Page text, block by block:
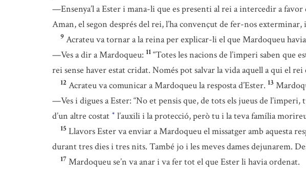
—Ensenya’l a Ester i mana-li que es presenti al rei a intercedir a
Aman, el segon després del rei, l’ha convençut de fer-nos
9 Acrateu va tornar a la reina per explicar-li el que Mardoqueu
—Ves a dir a Mardoqueu: 11 “Totes les nacions de l’imperi saben que
rei sense haver estat cridat. Només pot salvar la vida aquell a qui el
12 Acrateu va comunicar a Mardoqueu la resposta d’Ester. 13
—Ves i digues a Ester: “No et pensis que, de tots els jueus de l’imperi,
d’un altre costat * l’auxili i la protecció, però tu i la teva família
15 Llavors Ester va enviar a Mardoqueu el missatger amb aquesta
durant tres dies i tres nits. També jo i les meves dames dejunarem.
17 Mardoqueu se’n va anar i va fer tot el que Ester li havia ordenat.